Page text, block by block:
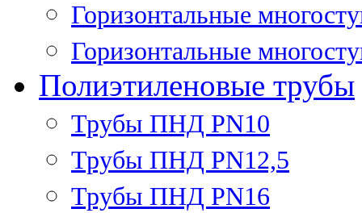
Горизонтальные
Горизонтальные
Полиэтиленовые трубы
Трубы ПНД PN10
Трубы ПНД PN12,5
Трубы ПНД PN16